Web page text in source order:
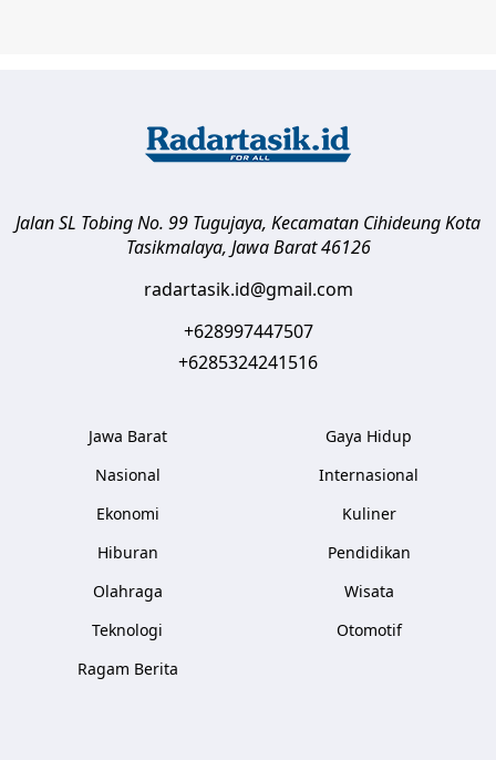
Jalan SL Tobing No. 99 Tugujaya, Kecamatan CihideungKota
Tasikmalaya, Jawa Barat 46126
radartasik.id@gmail.com
+628997447507
+6285324241516
Jawa Barat
Nasional
Ekonomi
Hiburan
Olahraga
Teknologi
Ragam Berita
Gaya Hidup
Internasional
Kuliner
Pendidikan
Wisata
Otomotif